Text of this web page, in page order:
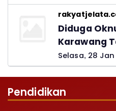
Diduga
Karawang
Pemohon
Selasa, 28 Jan
Pendidikan